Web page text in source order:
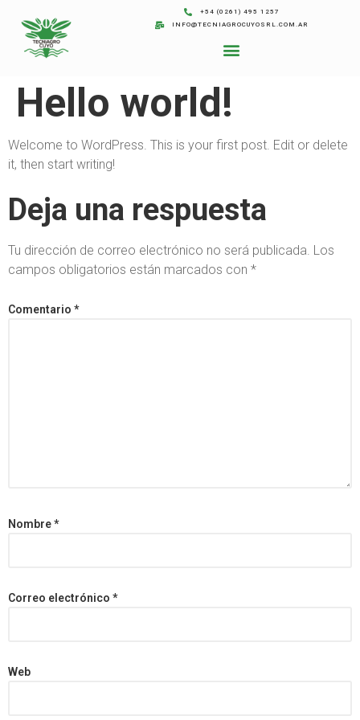
+54 (0261) 495 1257
INFO@TECNIAGROCUYOSRL.COM.AR
Hello world!
Welcome to WordPress. This is your first post. Edit or delete
it, then start writing!
Deja una respuesta
Tu dirección de correo electrónico no será publicada. Los
campos obligatorios están marcados con *
Comentario *
Nombre*
Correo electrónico *
Web